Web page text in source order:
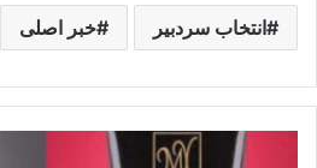
انتخاب سردبیر خبر اصلی